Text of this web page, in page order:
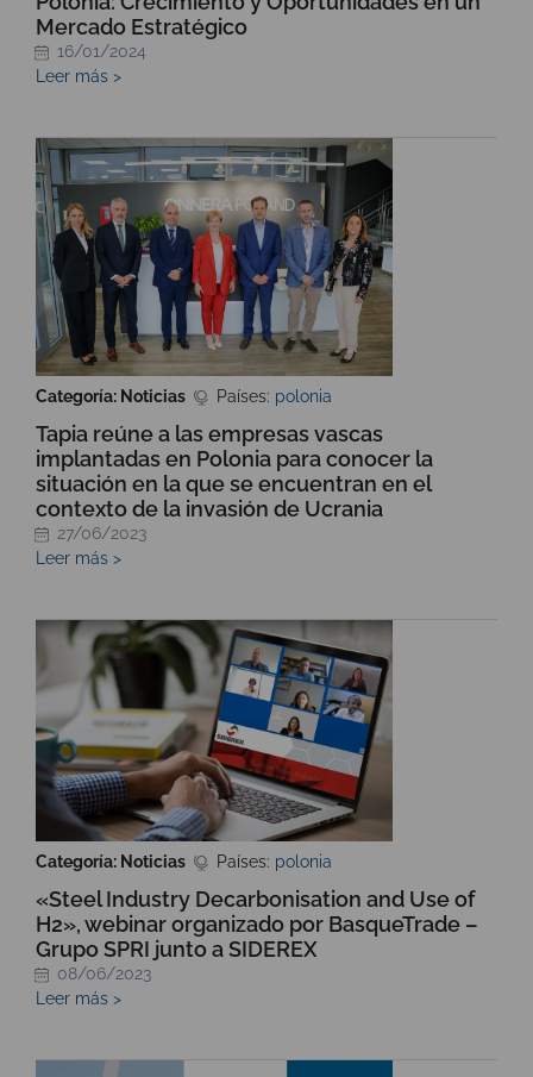
Mercado Estratégico
16/01/2024
Leer más >
Categoría: Noticias Países: polonia
Tapia reúne a las empresas vascas
implantadas en Polonia para conocer la
situación en la que se encuentran en el
contexto de la invasión de Ucrania
27/06/2023
Leer más >
Categoría: Noticias Países: polonia
«Steel Industry Decarbonisation and Use of
H2», webinar organizado por BasqueTrade –
Grupo SPRI junto a SIDEREX
08/06/2023
Leer más >